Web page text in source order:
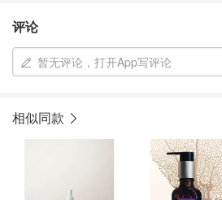
评论
暂无评论，打开App写评论
相似同款